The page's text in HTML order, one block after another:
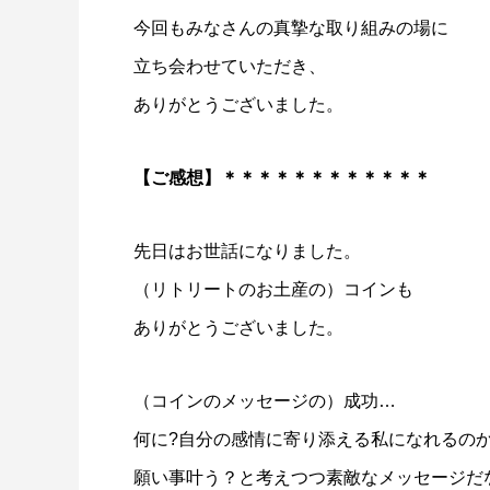
今回もみなさんの真摯な取り組みの場に
立ち会わせていただき、
ありがとうございました。
【ご感想】＊＊＊＊＊＊＊＊＊＊＊＊
先日はお世話になりました。
（リトリートのお土産の） コインも
ありがとうございました。
（コインのメッセージの）成功…
何に?自分の感情に寄り添える私になれるの
願い事叶う？ と考えつつ素敵なメッセージだ